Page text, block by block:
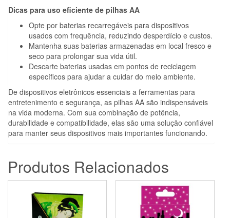
Dicas para uso eficiente de pilhas AA
Opte por baterias recarregáveis para dispositivos
usados com frequência, reduzindo desperdício e custos.
Mantenha suas baterias armazenadas em local fresco e
seco para prolongar sua vida útil.
Descarte baterias usadas em pontos de reciclagem
específicos para ajudar a cuidar do meio ambiente.
De dispositivos eletrônicos essenciais a ferramentas para
entretenimento e segurança, as pilhas AA são indispensáveis
na vida moderna. Com sua combinação de potência,
durabilidade e compatibilidade, elas são uma solução confiável
para manter seus dispositivos mais importantes funcionando.
Produtos Relacionados